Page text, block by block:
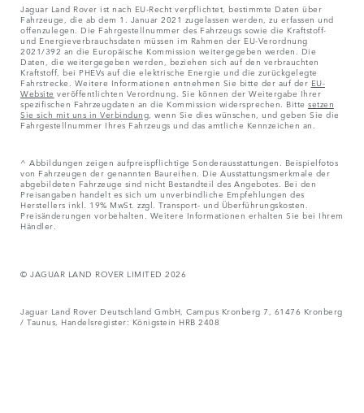
Jaguar Land Rover ist nach EU-Recht verpflichtet, bestimmte Daten über
Fahrzeuge, die ab dem 1. Januar 2021 zugelassen werden, zu erfassen und
offenzulegen. Die Fahrgestellnummer des Fahrzeugs sowie die Kraftstoff-
und Energieverbrauchsdaten müssen im Rahmen der EU-Verordnung
2021/392 an die Europäische Kommission weitergegeben werden. Die
Daten, die weitergegeben werden, beziehen sich auf den verbrauchten
Kraftstoff, bei PHEVs auf die elektrische Energie und die zurückgelegte
Fahrstrecke. Weitere Informationen entnehmen Sie bitte der auf der EU-
Website veröffentlichten Verordnung. Sie können der Weitergabe Ihrer
spezifischen Fahrzeugdaten an die Kommission widersprechen. Bitte setzen
Sie sich mit uns in Verbindung , wenn Sie dies wünschen, und geben Sie die
Fahrgestellnummer Ihres Fahrzeugs und das amtliche Kennzeichen an.
^ Abbildungen zeigen aufpreispflichtige Sonderausstattungen. Beispielfotos
von Fahrzeugen der genannten Baureihen. Die Ausstattungsmerkmale der
abgebildeten Fahrzeuge sind nicht Bestandteil des Angebotes. Bei den
Preisangaben handelt es sich um unverbindliche Empfehlungen des
Herstellers inkl. 19% MwSt. zzgl. Transport- und Überführungskosten.
Preisänderungen vorbehalten. Weitere Informationen erhalten Sie bei Ihrem
Händler.
© JAGUAR LAND ROVER LIMITED 2026
Jaguar Land Rover Deutschland GmbH, Campus Kronberg 7, 61476 Kronberg
/ Taunus, Handelsregister: Königstein HRB 2408